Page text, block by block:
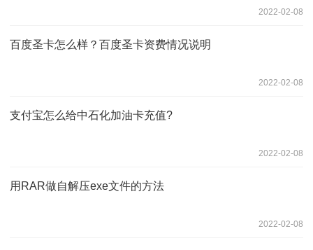
2022-02-08
百度圣卡怎么样？百度圣卡资费情况说明
2022-02-08
支付宝怎么给中石化加油卡充值?
2022-02-08
用RAR做自解压exe文件的方法
2022-02-08